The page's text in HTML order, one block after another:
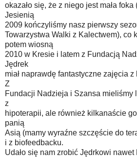
okazało się, że z niego jest mała
Jesienią
2009 kończyliśmy nasz pierwszy
Towarzystwa Walki z Kalectwem), co
potem wiosną
2010 w Kresie i latem z Fundacją
Jędrek
miał naprawdę fantastyczne zajęcia z
Z
Fundacji Nadzieja i Szansa mieliśmy
z
hipoterapii, ale również kilkanaście
panią
Asią (mamy wyraźne szczęście do
i z biofeedbacku.
Udało się nam zrobić Jędrkowi nawet